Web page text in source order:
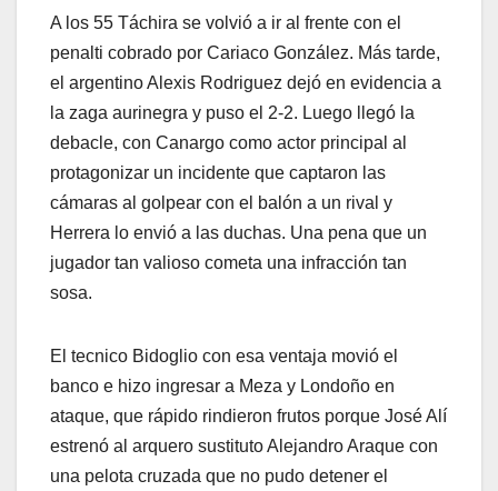
A los 55 Táchira se volvió a ir al frente con el
penalti cobrado por Cariaco González. Más tarde,
el argentino Alexis Rodriguez dejó en evidencia a
la zaga aurinegra y puso el 2-2. Luego llegó la
debacle, con Canargo como actor principal al
protagonizar un incidente que captaron las
cámaras al golpear con el balón a un rival y
Herrera lo envió a las duchas. Una pena que un
jugador tan valioso cometa una infracción tan
sosa.
El tecnico Bidoglio con esa ventaja movió el
banco e hizo ingresar a Meza y Londoño en
ataque, que rápido rindieron frutos porque José Alí
estrenó al arquero sustituto Alejandro Araque con
una pelota cruzada que no pudo detener el